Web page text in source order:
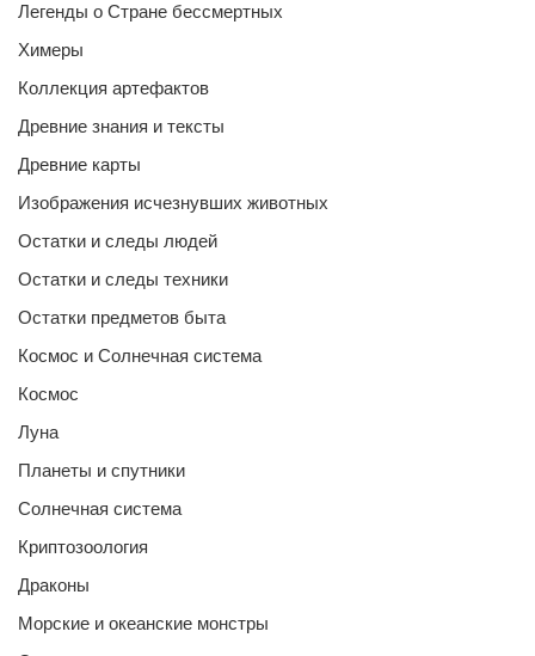
Легенды о Стране бессмертных
Химеры
Коллекция артефактов
Древние знания и тексты
Древние карты
Изображения исчезнувших животных
Остатки и следы людей
Остатки и следы техники
Остатки предметов быта
Космос и Солнечная система
Космос
Луна
Планеты и спутники
Солнечная система
Криптозоология
Драконы
Морские и океанские монстры